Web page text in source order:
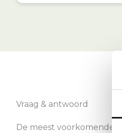
Vraag & antwoord
De meest voorkomende